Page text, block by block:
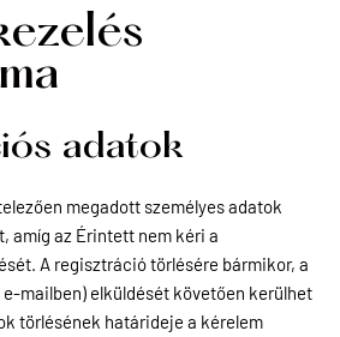
adatok
megadott személyes adatok
amíg az Érintett nem kéri a
A regisztráció törlésére bármikor, a
mailben) elküldését követően kerülhet
törlésének határideje a kérelem